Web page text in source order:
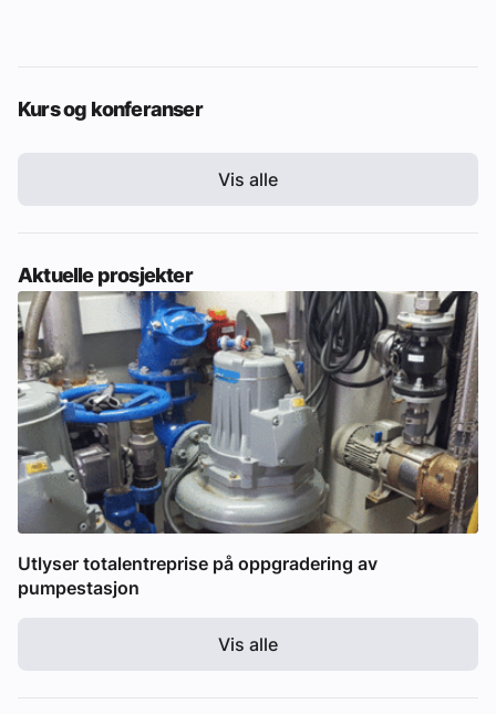
Kurs og konferanser
Vis alle
Aktuelle prosjekter
Utlyser totalentreprise på oppgradering av
pumpestasjon
Vis alle